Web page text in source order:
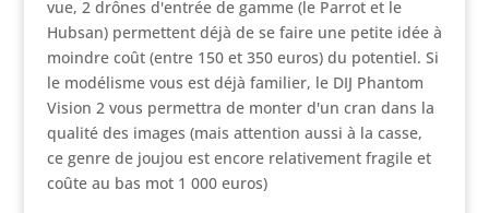
vue, 2 drônes d'entrée de gamme (le Parrot et le
Hubsan) permettent déjà de se faire une petite idée à
moindre coût (entre 150 et 350 euros) du potentiel. Si
le modélisme vous est déjà familier, le DIJ Phantom
Vision 2 vous permettra de monter d'un cran dans la
qualité des images (mais attention aussi à la casse,
ce genre de joujou est encore relativement fragile et
coûte au bas mot 1 000 euros)